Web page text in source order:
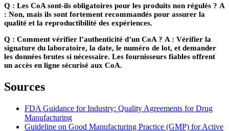
Q : Les CoA sont-ils obligatoires pour les produits non régulés ? A
: Non, mais ils sont fortement recommandés pour assurer la
qualité et la reproductibilité des expériences.
Q : Comment vérifier l’authenticité d’un CoA ? A : Vérifier la
signature du laboratoire, la date, le numéro de lot, et demander
les données brutes si nécessaire. Les fournisseurs fiables offrent
un accès en ligne sécurisé aux CoA.
Sources
FDA Guidance for Industry: Quality Agreements for Drug
Manufacturing
Guideline on Good Manufacturing Practice (GMP) for Active